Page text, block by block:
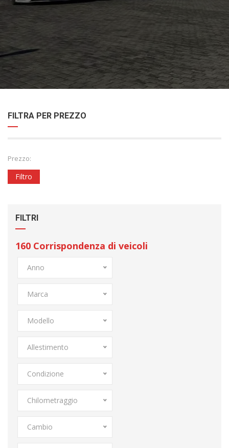
FILTRA PER PREZZO
Prezzo:
Filtro
FILTRI
160 Corrispondenza di veicoli
Anno
Marca
Modello
Allestimento
Condizione
Chilometraggio
Cambio